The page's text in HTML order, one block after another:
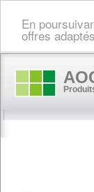
En
offres